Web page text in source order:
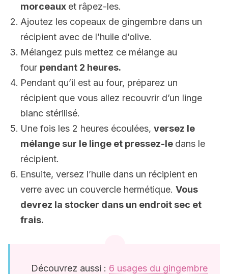
morceaux et râpez-les.
Ajoutez les copeaux de gingembre dans un
récipient avec de l’huile d’olive.
Mélangez puis mettez ce mélange au
four pendant 2 heures.
Pendant qu’il est au four, préparez un
récipient que vous allez recouvrir d’un linge
blanc stérilisé.
Une fois les 2 heures écoulées, versez le
mélange sur le linge et pressez-le dans le
récipient.
Ensuite, versez l’huile dans un récipient en
verre avec un couvercle hermétique. Vous
devrez la stocker dans un endroit sec et
frais.
Découvrez aussi : 6 usages du gingembre